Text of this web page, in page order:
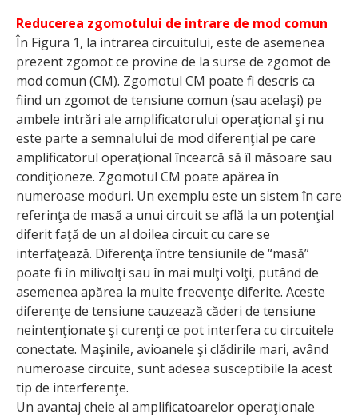
Reducerea zgomotului de intrare de mod comun
În Figura 1, la intrarea circuitului, este de asemenea
prezent zgomot ce provine de la surse de zgomot de
mod comun (CM). Zgomotul CM poate fi descris ca
fiind un zgomot de tensiune comun (sau acelaşi) pe
ambele intrări ale amplificatorului operaţional şi nu
este parte a semnalului de mod diferenţial pe care
amplificatorul operaţional încearcă să îl măsoare sau
condiţioneze. Zgomotul CM poate apărea în
numeroase moduri. Un exemplu este un sistem în care
referinţa de masă a unui circuit se află la un potenţial
diferit faţă de un al doilea circuit cu care se
interfaţează. Diferenţa între tensiunile de “masă”
poate fi în milivolţi sau în mai mulţi volţi, putând de
asemenea apărea la multe frecvenţe diferite. Aceste
diferenţe de tensiune cauzează căderi de tensiune
neintenţionate şi curenţi ce pot interfera cu circuitele
conectate. Maşinile, avioanele şi clădirile mari, având
numeroase circuite, sunt adesea susceptibile la acest
tip de interferenţe.
Un avantaj cheie al amplificatoarelor operaţionale